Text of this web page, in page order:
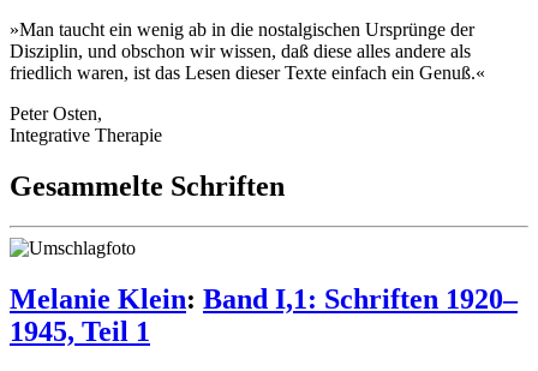
»Man taucht ein wenig ab in die nostalgischen Ursprünge der
Disziplin, und obschon wir wissen, daß diese alles andere als
friedlich waren, ist das Lesen dieser Texte einfach ein Genuß.«
Peter Osten,
Integrative Therapie
Gesammelte Schriften
Melanie Klein: Band I,1: Schriften 1920–
1945, Teil 1